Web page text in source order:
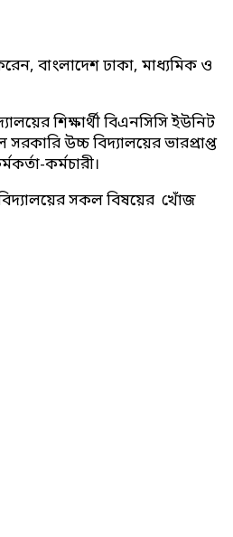
বাংলাদেশ ঢাকা, মাধ্যমিক ও
শিক্ষার্থী বিএনসিসি ইউনিট
উচ্চ বিদ্যালয়ের ভারপ্রাপ্ত
কর্মচারী।
বিদ্যালয়ের সকল বিষয়ের খোঁজ